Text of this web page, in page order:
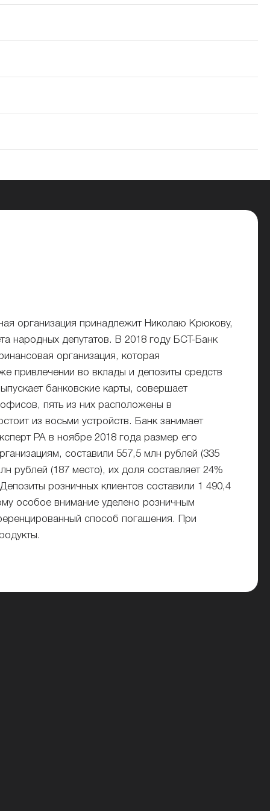
организация принадлежит Николаю Крюкову,
народных депутатов. В 2018 году БСТ-Банк
организация, которая
привлечении во вклады и депозиты средств
банковские карты, совершает
пять из них расположены в
из восьми устройств. Банк занимает
РА в ноябре 2018 года размер его
составили 557,5 млн рублей (335
рублей (187 место), их доля составляет 24%
розничных клиентов составили 1 490,4
особое внимание уделено розничным
способ погашения. При